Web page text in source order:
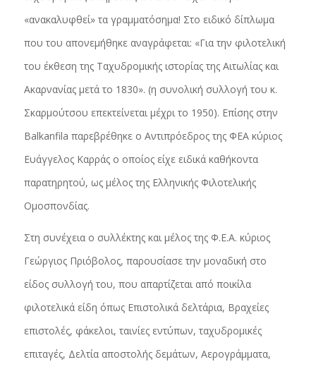
«ανακαλυφθεί» τα γραμματόσημα! Στο ειδικό δίπλωμα
που του απονεμήθηκε αναγράφεται: «Για την φιλοτελική
του έκθεση της Ταχυδρομικής ιστορίας της Αιτωλίας και
Ακαρνανίας μετά το 1830». (η συνολική συλλογή του κ.
Σκαρμούτσου επεκτείνεται μέχρι το 1950). Επίσης στην
Balkanfila παρεβρέθηκε ο Αντιπρόεδρος της ΦΕΑ κύριος
Ευάγγελος Καρράς ο οποίος είχε ειδικά καθήκοντα
παρατηρητού, ως μέλος της Ελληνικής Φιλοτελικής
Ομοσπονδίας.
Στη συνέχεια ο συλλέκτης και μέλος της Φ.Ε.Α. κύριος
Γεώργιος Πριόβολος, παρουσίασε την μοναδική στο
είδος συλλογή του, που απαρτίζεται από ποικίλα
φιλοτελικά είδη όπως Επιστολικά δελτάρια, Βραχείες
επιστολές, φάκελοι, ταινίες εντύπων, ταχυδρομικές
επιταγές, Δελτία αποστολής δεμάτων, Αερογράμματα,